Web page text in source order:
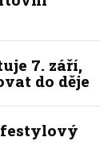
7. září,
do děje